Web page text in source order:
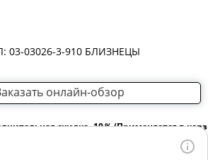
03-03026-3-910 БЛИЗНЕЦЫ
онлайн-обзор
скидка -10％ (Применяется в